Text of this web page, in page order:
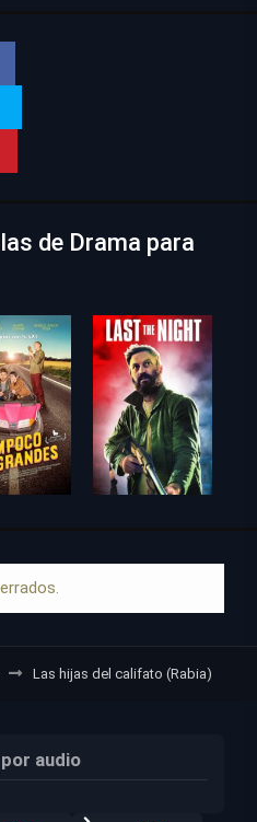
de Drama para
Las hijas del califato (Rabia)
audio